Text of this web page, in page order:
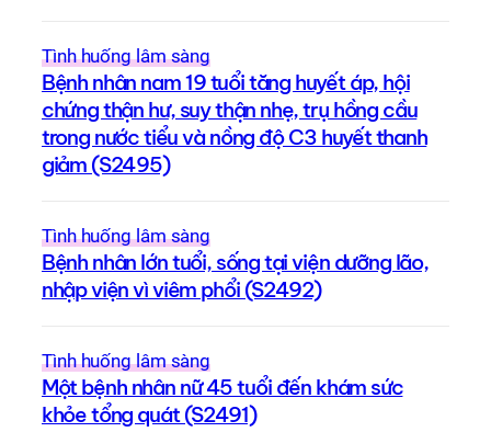
Tình huống lâm sàng
Bệnh nhân nam 19 tuổi tăng huyết áp, hội
chứng thận hư, suy thận nhẹ, trụ hồng cầu
trong nước tiểu và nồng độ C3 huyết thanh
giảm (S2495)
Tình huống lâm sàng
Bệnh nhân lớn tuổi, sống tại viện dưỡng lão,
nhập viện vì viêm phổi (S2492)
Tình huống lâm sàng
Một bệnh nhân nữ 45 tuổi đến khám sức
khỏe tổng quát (S2491)